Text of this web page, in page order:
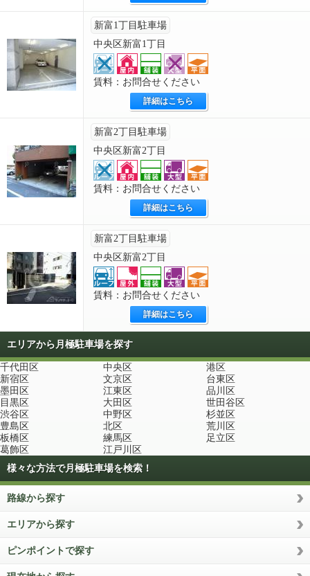
新富1丁目駐車場
中央区新富1丁目
賃料：お問合せください
詳細はこちら
新富2丁目駐車場
中央区新富2丁目
賃料：お問合せください
詳細はこちら
新富2丁目駐車場
中央区新富2丁目
賃料：お問合せください
詳細はこちら
エリアから月極駐車場を探す
千代田区 中央区
港区
新宿区
文京区
台東区
墨田区
江東区
品川区
目黒区
大田区
世田谷区
渋谷区
中野区
杉並区
豊島区
北区
荒川区
板橋区
練馬区
足立区
葛飾区
江戸川区
様々な方法で月極駐車場を検索！
路線から探す
エリアから探す
ピンポイントで探す